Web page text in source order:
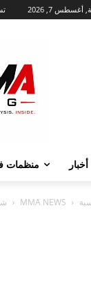
أغسطس 7, 2026
أخبار منظمات
MMA NEWS